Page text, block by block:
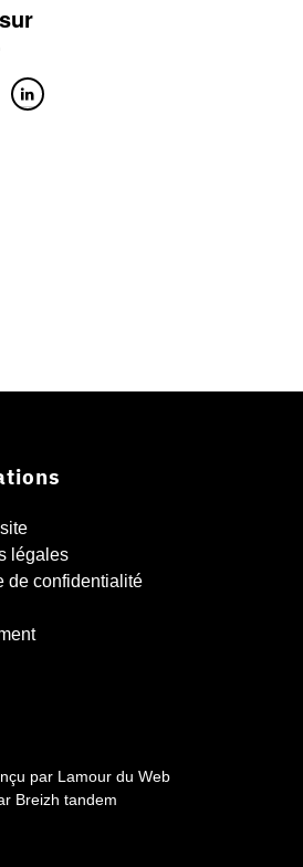
légales
de confidentialité
par Lamour du Web
Breizh tandem